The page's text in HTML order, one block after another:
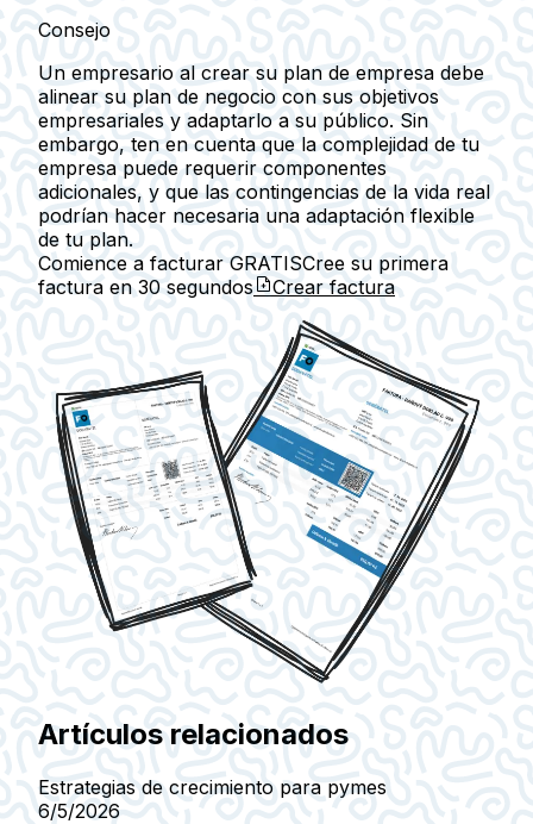
Consejo
Un empresario al crear su plan de empresa debe
alinear su plan de negocio con sus objetivos
empresariales y adaptarlo a su público. Sin
embargo, ten en cuenta que la complejidad de tu
empresa puede requerir componentes
adicionales, y que las contingencias de la vida real
podrían hacer necesaria una adaptación flexible
de tu plan.
Comience a facturar GRATISCree su primera
factura en 30 segundos Crear factura
Artículos relacionados
Estrategias de crecimiento para pymes
6/5/2026